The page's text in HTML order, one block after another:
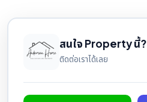
สนใจ Property นี้?
ติดต่อเราได้เลย